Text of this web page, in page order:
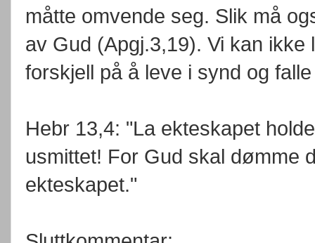
måtte omvende seg. Slik må
av Gud (Apgj.3,19). Vi kan
forskjell på å leve i synd og
Hebr 13,4: "La ekteskapet
usmittet! For Gud skal dømme
ekteskapet."